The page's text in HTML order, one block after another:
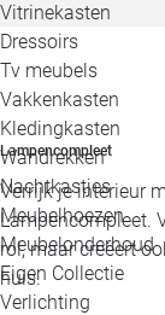
Vitrinekasten
Dressoirs
Tv meubels
Vakkenkasten
Kledingkasten
Wandrekken
Nachtkastjes
Meubelhoezen
Meubelonderhoud
Eigen Collectie
Verlichting
Lampencompleet
Verrijk je interieur
Lampencompleet.
rol, maar creëert
huis.